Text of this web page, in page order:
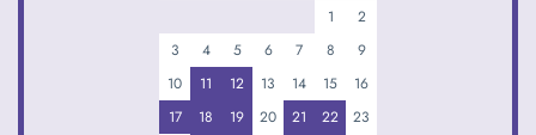
1
2
3
4 5 6 7 8
9
10
11 12 13 14 15
16
17
18 19 20 21 22
23